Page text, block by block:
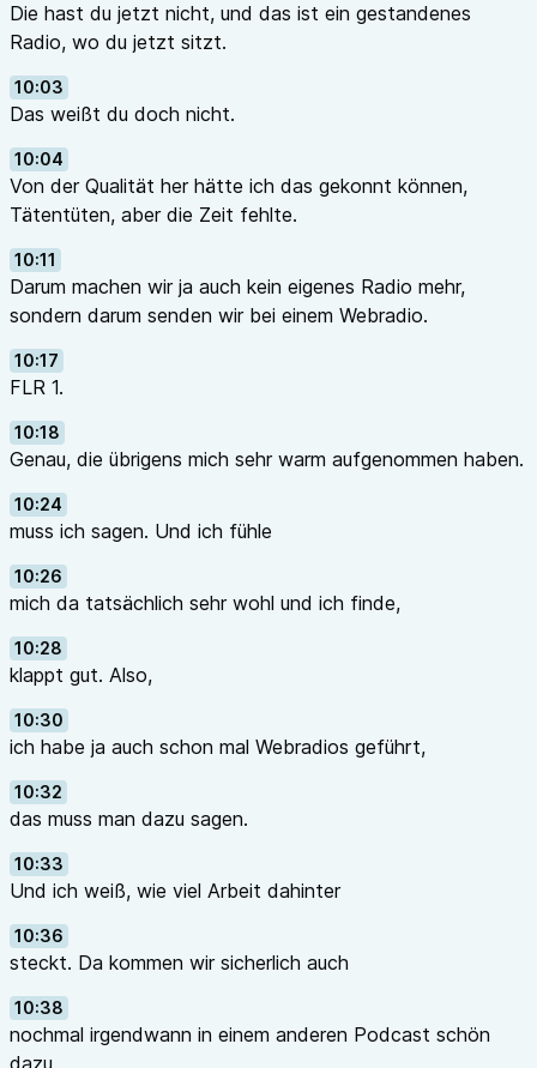
Die hast du jetzt nicht, und das ist ein gestandenes
Radio, wo du jetzt sitzt.
10:03
Das weißt du doch nicht.
10:04
Von der Qualität her hätte ich das gekonnt können,
Tätentüten, aber die Zeit fehlte.
10:11
Darum machen wir ja auch kein eigenes Radio mehr,
sondern darum senden wir bei einem Webradio.
10:17
FLR 1.
10:18
Genau, die übrigens mich sehr warm aufgenommen haben.
10:24
muss ich sagen. Und ich fühle
10:26
mich da tatsächlich sehr wohl und ich finde,
10:28
klappt gut. Also,
10:30
ich habe ja auch schon mal Webradios geführt,
10:32
das muss man dazu sagen.
10:33
Und ich weiß, wie viel Arbeit dahinter
10:36
steckt. Da kommen wir sicherlich auch
10:38
nochmal irgendwann in einem anderen Podcast schön
dazu,